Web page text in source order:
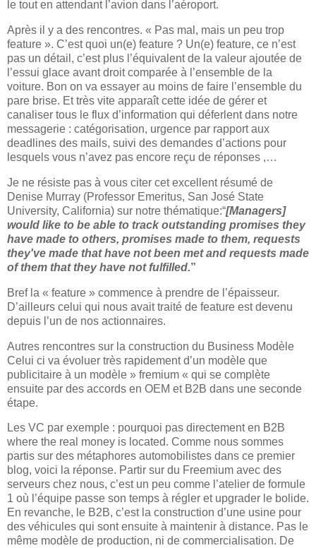
le tout en attendant l’avion dans l’aéroport.
Après il y a des rencontres. « Pas mal, mais un peu trop
feature ». C’est quoi un(e) feature ? Un(e) feature, ce n’est
pas un détail, c’est plus l’équivalent de la valeur ajoutée de
l’essui glace avant droit comparée à l’ensemble de la
voiture. Bon on va essayer au moins de faire l’ensemble du
pare brise. Et très vite apparaît cette idée de gérer et
canaliser tous le flux d’information qui déferlent dans notre
messagerie : catégorisation, urgence par rapport aux
deadlines des mails, suivi des demandes d’actions pour
lesquels vous n’avez pas encore reçu de réponses ,…
Je ne résiste pas à vous citer cet excellent résumé de
Denise Murray (Professor Emeritus, San José State
University, California) sur notre thématique:“[Managers]
would like to be able to track outstanding promises they
have made to others, promises made to them, requests
they've made that have not been met and requests made
of them that they have not fulfilled.”
Bref la « feature » commence à prendre de l’épaisseur.
D’ailleurs celui qui nous avait traité de feature est devenu
depuis l’un de nos actionnaires.
Autres rencontres sur la construction du Business Modèle
Celui ci va évoluer très rapidement d’un modèle que
publicitaire à un modèle » fremium « qui se complète
ensuite par des accords en OEM et B2B dans une seconde
étape.
Les VC par exemple : pourquoi pas directement en B2B
where the real money is located. Comme nous sommes
partis sur des métaphores automobilistes dans ce premier
blog, voici la réponse. Partir sur du Freemium avec des
serveurs chez nous, c’est un peu comme l’atelier de formule
1 où l’équipe passe son temps à régler et upgrader le bolide.
En revanche, le B2B, c’est la construction d’une usine pour
des véhicules qui sont ensuite à maintenir à distance. Pas le
même modèle de production, ni de commercialisation. De